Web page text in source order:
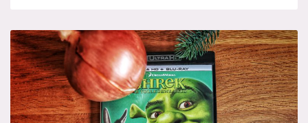
Wir
denken,
also
sind
wir